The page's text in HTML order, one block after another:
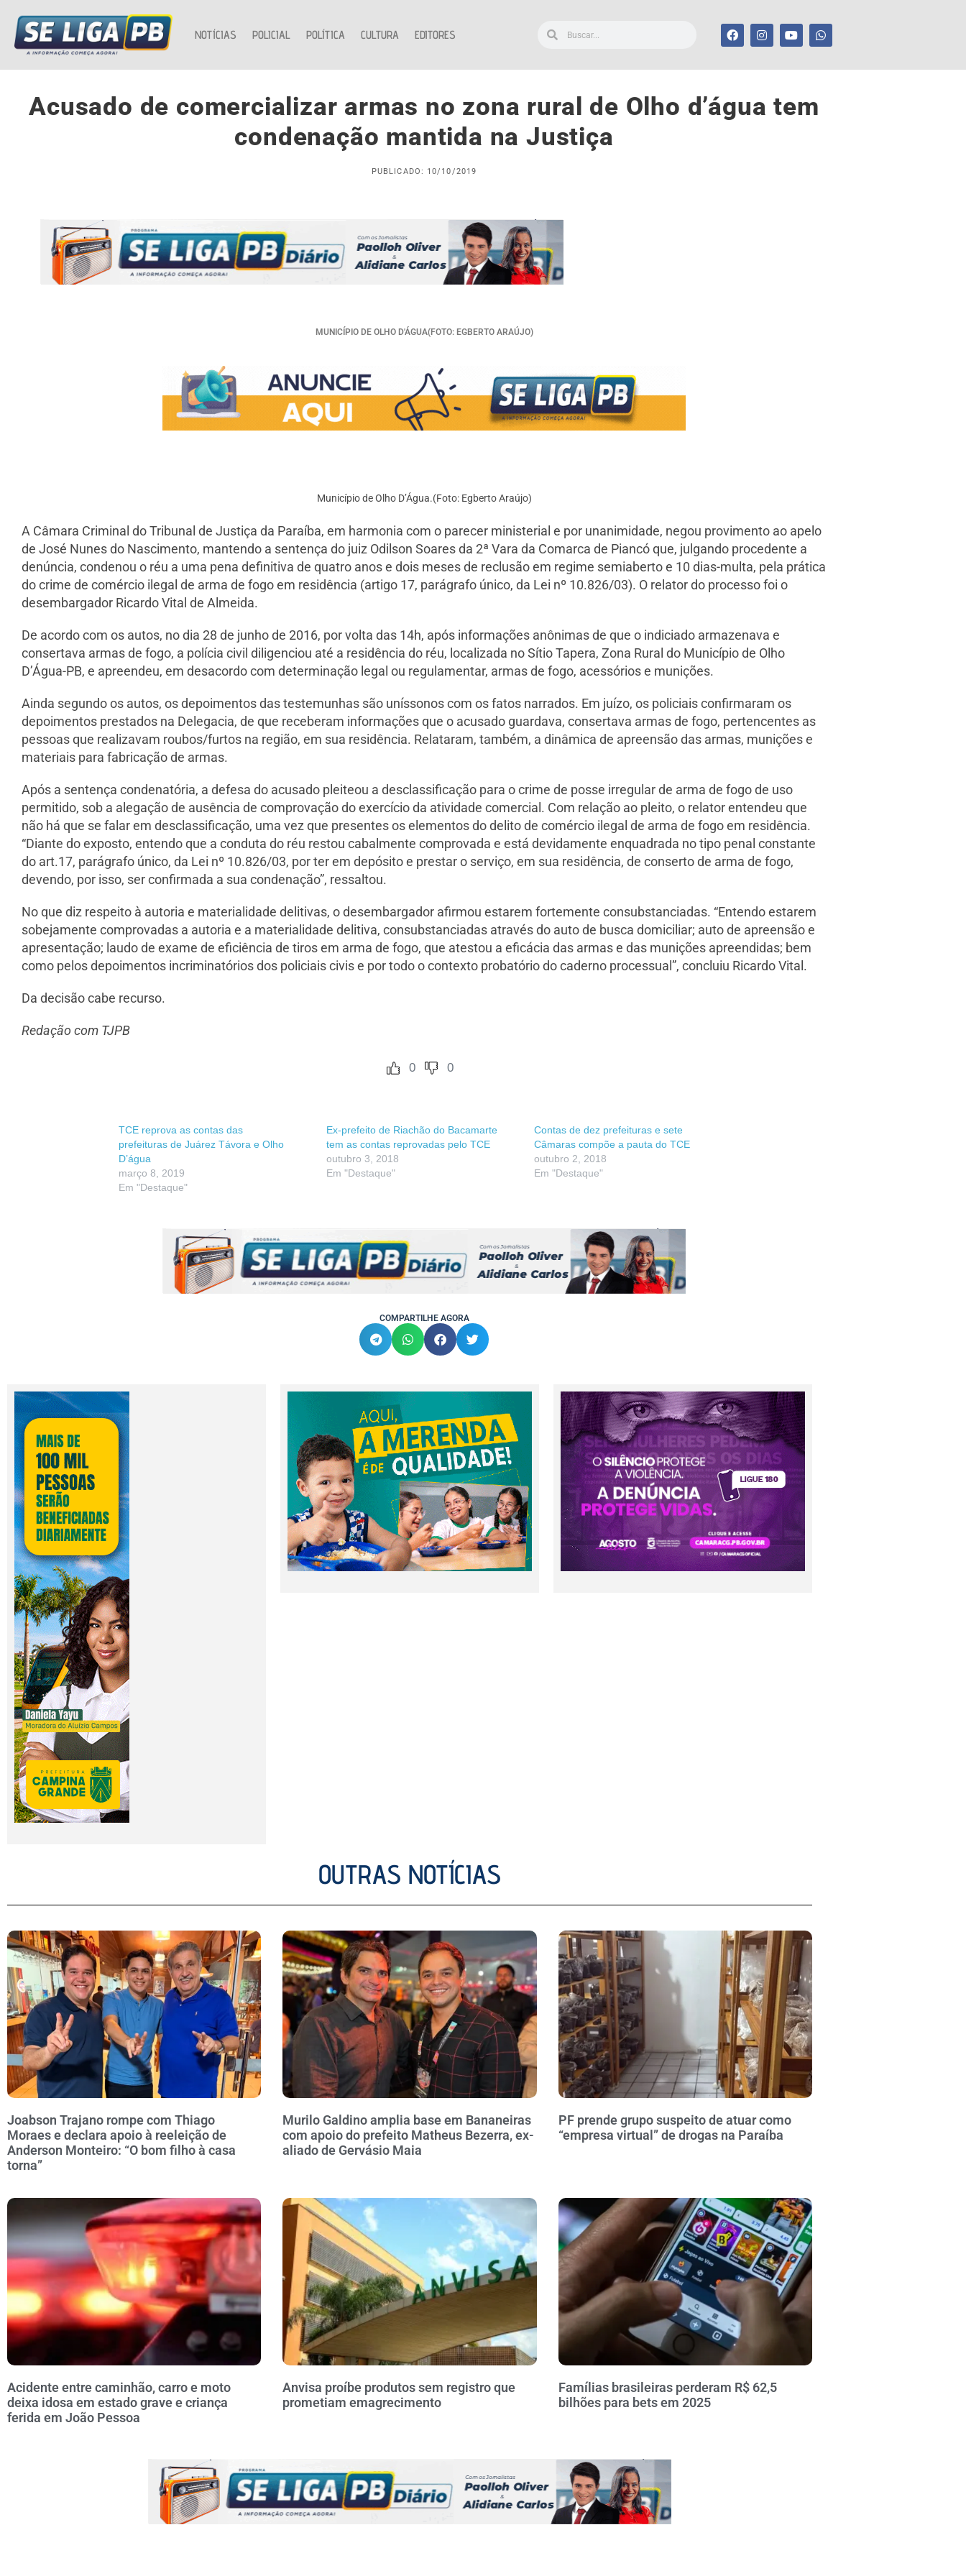
NOTÍCIAS POLICIAL POLÍTICA CULTURA EDITORES
Acusado de comercializar armas no zona rural de Olho d’água tem
condenação mantida na Justiça
PUBLICADO: 10/10/2019
MUNICÍPIO DE OLHO D'ÁGUA(FOTO: EGBERTO ARAÚJO)
Município de Olho D’Água.(Foto: Egberto Araújo)
A Câmara Criminal do Tribunal de Justiça da Paraíba, em harmonia com o parecer ministerial e por unanimidade, negou provimento ao apelo
de José Nunes do Nascimento, mantendo a sentença do juiz Odilson Soares da 2ª Vara da Comarca de Piancó que, julgando procedente a
denúncia, condenou o réu a uma pena definitiva de quatro anos e dois meses de reclusão em regime semiaberto e 10 dias-multa, pela prática
do crime de comércio ilegal de arma de fogo em residência (artigo 17, parágrafo único, da Lei nº 10.826/03). O relator do processo foi o
desembargador Ricardo Vital de Almeida.
De acordo com os autos, no dia 28 de junho de 2016, por volta das 14h, após informações anônimas de que o indiciado armazenava e
consertava armas de fogo, a polícia civil diligenciou até a residência do réu, localizada no Sítio Tapera, Zona Rural do Município de Olho
D’Água-PB, e apreendeu, em desacordo com determinação legal ou regulamentar, armas de fogo, acessórios e munições.
Ainda segundo os autos, os depoimentos das testemunhas são uníssonos com os fatos narrados. Em juízo, os policiais confirmaram os
depoimentos prestados na Delegacia, de que receberam informações que o acusado guardava, consertava armas de fogo, pertencentes as
pessoas que realizavam roubos/furtos na região, em sua residência. Relataram, também, a dinâmica de apreensão das armas, munições e
materiais para fabricação de armas.
Após a sentença condenatória, a defesa do acusado pleiteou a desclassificação para o crime de posse irregular de arma de fogo de uso
permitido, sob a alegação de ausência de comprovação do exercício da atividade comercial. Com relação ao pleito, o relator entendeu que
não há que se falar em desclassificação, uma vez que presentes os elementos do delito de comércio ilegal de arma de fogo em residência.
“Diante do exposto, entendo que a conduta do réu restou cabalmente comprovada e está devidamente enquadrada no tipo penal constante
do art.17, parágrafo único, da Lei nº 10.826/03, por ter em depósito e prestar o serviço, em sua residência, de conserto de arma de fogo,
devendo, por isso, ser confirmada a sua condenação”, ressaltou.
No que diz respeito à autoria e materialidade delitivas, o desembargador afirmou estarem fortemente consubstanciadas. “Entendo estarem
sobejamente comprovadas a autoria e a materialidade delitiva, consubstanciadas através do auto de busca domiciliar; auto de apreensão e
apresentação; laudo de exame de eficiência de tiros em arma de fogo, que atestou a eficácia das armas e das munições apreendidas; bem
como pelos depoimentos incriminatórios dos policiais civis e por todo o contexto probatório do caderno processual”, concluiu Ricardo Vital.
Da decisão cabe recurso.
Redação com TJPB
0 0
TCE reprova as contas das
prefeituras de Juárez Távora e Olho
D’água
março 8, 2019
Em "Destaque"
Ex-prefeito de Riachão do Bacamarte
tem as contas reprovadas pelo TCE
outubro 3, 2018
Em "Destaque"
Contas de dez prefeituras e sete
Câmaras compõe a pauta do TCE
outubro 2, 2018
Em "Destaque"
COMPARTILHE AGORA
OUTRAS NOTÍCIAS
Joabson Trajano rompe com Thiago
Moraes e declara apoio à reeleição de
Anderson Monteiro: “O bom filho à casa
torna”
Murilo Galdino amplia base em Bananeiras
com apoio do prefeito Matheus Bezerra, ex-
aliado de Gervásio Maia
PF prende grupo suspeito de atuar como
“empresa virtual” de drogas na Paraíba
Acidente entre caminhão, carro e moto
deixa idosa em estado grave e criança
ferida em João Pessoa
Anvisa proíbe produtos sem registro que
prometiam emagrecimento
Famílias brasileiras perderam R$ 62,5
bilhões para bets em 2025